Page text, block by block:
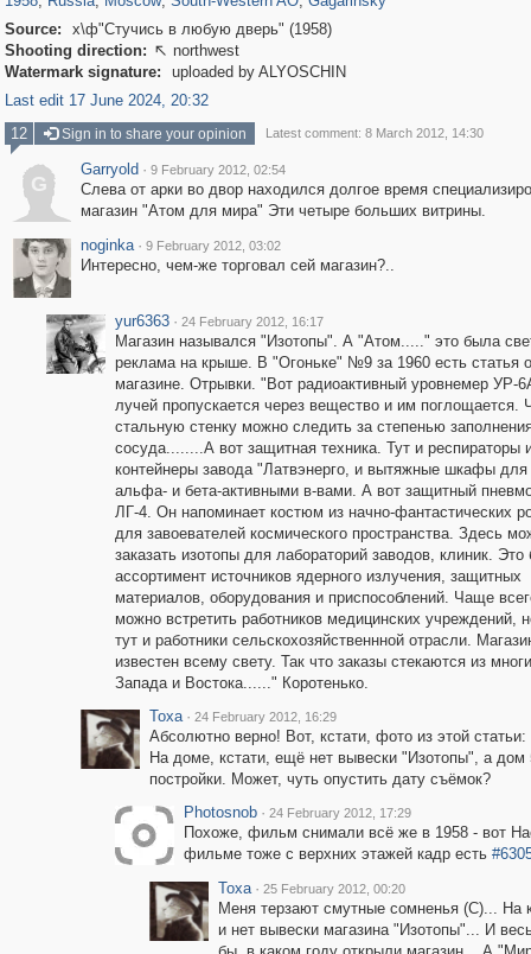
Source:
х\ф"Стучись в любую дверь" (1958)
Shooting direction:  northwest
Watermark signature:
uploaded by ALYOSCHIN
Last edit 17 June 2024, 20:32
12
Sign in to share your opinion Latest comment: 8 March 2012, 14:30
G
Garryold · 9 February 2012, 02:54
Слева от арки во двор находился долгое время
магазин "Атом для мира" Эти четыре больших витрины.
noginka · 9 February 2012, 03:02
Интересно, чем-же торговал сей магазин?..
yur6363 · 24 February 2012, 16:17
Магазин назывался "Изотопы". А "Атом....." это была
реклама на крыше. В "Огоньке" №9 за 1960 есть статья
магазине. Отрывки. "Вот радиоактивный уровнемер УР-
лучей пропускается через вещество и им поглощается.
стальную стенку можно следить за степенью
сосуда........А вот защитная техника. Тут и респираторы
контейнеры завода "Латвэнерго, и вытяжные шкафы для
альфа- и бета-активными в-вами. А вот защитный
ЛГ-4. Он напоминает костюм из начно-фантастических
для завоевателей космического пространства. Здесь
заказать изотопы для лабораторий заводов, клиник. Это
ассортимент источников ядерного излучения, защитных
материалов, оборудования и приспособлений. Чаще
можно встретить работников медицинских учреждений,
тут и работники сельскохозяйственнной отрасли.
известен всему свету. Так что заказы стекаются из
Запада и Востока......" Коротенько.
Toxa · 24 February 2012, 16:29
Абсолютно верно! Вот, кстати, фото из этой статьи:
На доме, кстати, ещё нет вывески "Изотопы", а дом
постройки. Может, чуть опустить дату съёмок?
Photosnob · 24 February 2012, 17:29
Похоже, фильм снимали всё же в 1958 - вот
фильме тоже с верхних этажей кадр есть
Toxa · 25 February 2012, 00:20
Меня терзают смутные сомненья (С)... На
и нет вывески магазина "Изотопы"... И